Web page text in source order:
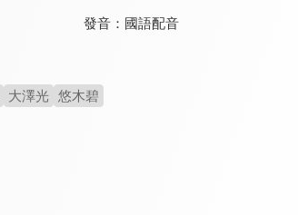
發音： 國語配音
大澤光 悠木碧